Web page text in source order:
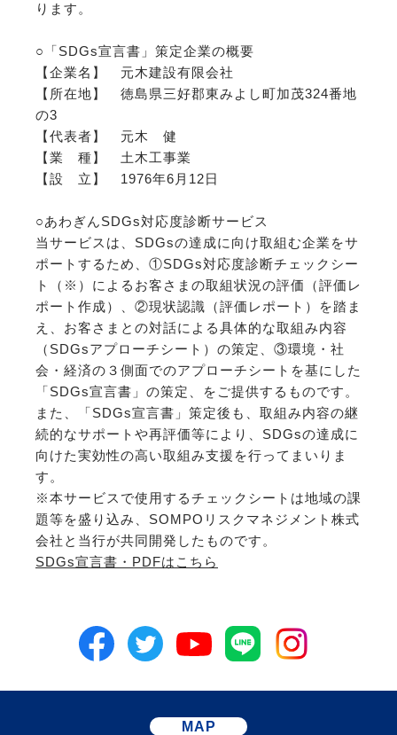
ります。
○「SDGs宣言書」策定企業の概要
【企業名】 元木建設有限会社
【所在地】 徳島県三好郡東みよし町加茂324番地
の3
【代表者】 元木 健
【業 種】 土木工事業
【設 立】 1976年6月12日
○あわぎんSDGs対応度診断サービス
当サービスは、SDGsの達成に向け取組む企業をサ
ポートするため、①SDGs対応度診断チェックシー
ト（※）によるお客さまの取組状況の評価（評価レ
ポート作成）、②現状認識（評価レポート）を踏ま
え、お客さまとの対話による具体的な取組み内容
（SDGsアプローチシート）の策定、③環境・社
会・経済の３側面でのアプローチシートを基にした
「SDGs宣言書」の策定、をご提供するものです。
また、「SDGs宣言書」策定後も、取組み内容の継
続的なサポートや再評価等により、SDGsの達成に
向けた実効性の高い取組み支援を行ってまいりま
す。
※本サービスで使用するチェックシートは地域の課
題等を盛り込み、SOMPOリスクマネジメント株式
会社と当行が共同開発したものです。
SDGs宣言書・PDFはこちら
MAP